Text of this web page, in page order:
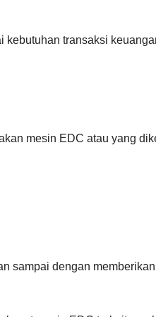
transaksi
mesin EDC atau yang
sampai dengan